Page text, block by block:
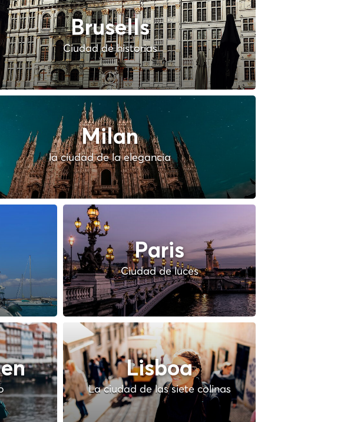
Brusells
Ciudad de historias
Milan
la ciudad de la elegancia
Paris
Ciudad de luces
Lisboa
La ciudad de las siete colinas